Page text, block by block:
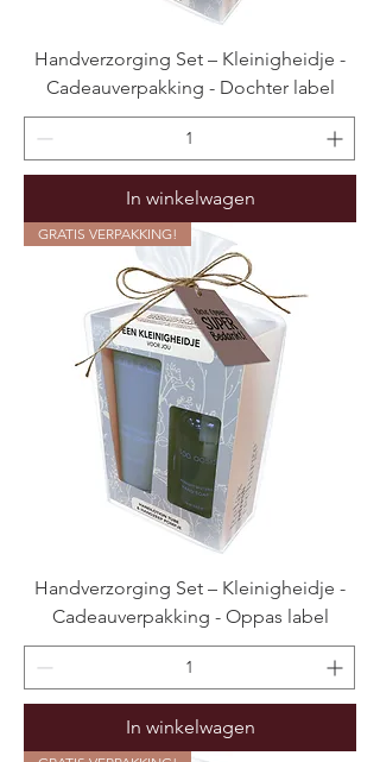
Handverzorging Set – Kleinigheidje -
Cadeauverpakking - Dochter label
In winkelwagen
GRATIS VERPAKKING!
Handverzorging Set – Kleinigheidje -
Cadeauverpakking - Oppas label
In winkelwagen